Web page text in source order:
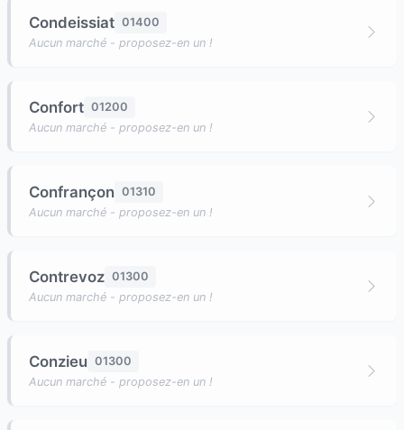
Condeissiat 01400
Aucun marché - proposez-en un !
Confort 01200
Aucun marché - proposez-en un !
Confrançon 01310
Aucun marché - proposez-en un !
Contrevoz 01300
Aucun marché - proposez-en un !
Conzieu 01300
Aucun marché - proposez-en un !